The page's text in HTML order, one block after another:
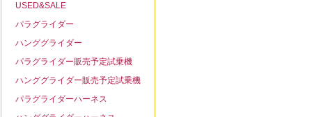
USED&SALE
パラグライダー
ハンググライダー
パラグライダー販売予定試乗機
ハンググライダー販売予定試乗機
パラグライダーハーネス